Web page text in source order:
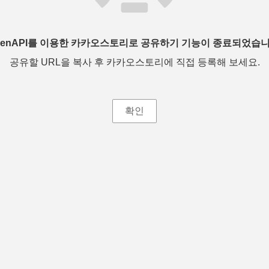
를 이용한 카카오스토리로 공유하기 기능이 종료되었습
공유할 URL을 복사 후 카카오스토리에 직접 등록해 보세요.
확인